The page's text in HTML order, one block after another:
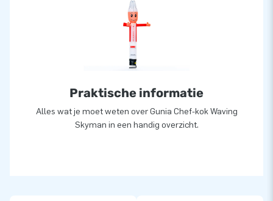
Praktische informatie
Alles wat je moet weten over Gunia Chef-kok Waving
Skyman in een handig overzicht.